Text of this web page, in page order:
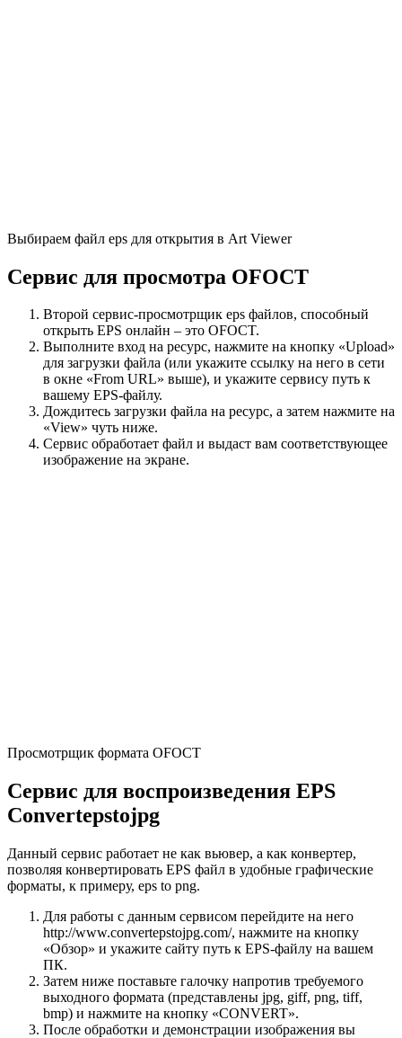
Выбираем файл eps для открытия в Art Viewer
Сервис для просмотра OFOCT
Второй сервис-просмотрщик eps файлов, способный
открыть EPS онлайн – это OFOСT.
Выполните вход на ресурс, нажмите на кнопку «Upload»
для загрузки файла (или укажите ссылку на него в сети
в окне «From URL» выше), и укажите сервису путь к
вашему EPS-файлу.
Дождитесь загрузки файла на ресурс, а затем нажмите на
«View» чуть ниже.
Сервис обработает файл и выдаст вам соответствующее
изображение на экране.
Просмотрщик формата OFOCT
Сервис для воспроизведения EPS
Сonvertepstojpg
Данный сервис работает не как вьювер, а как конвертер,
позволяя конвертировать EPS файл в удобные графические
форматы, к примеру, eps to png.
Для работы с данным сервисом перейдите на него
http://www.convertepstojpg.com/, нажмите на кнопку
«Обзор» и укажите сайту путь к EPS-файлу на вашем
ПК.
Затем ниже поставьте галочку напротив требуемого
выходного формата (представлены jpg, giff, png, tiff,
bmp) и нажмите на кнопку «CONVERT».
После обработки и демонстрации изображения вы